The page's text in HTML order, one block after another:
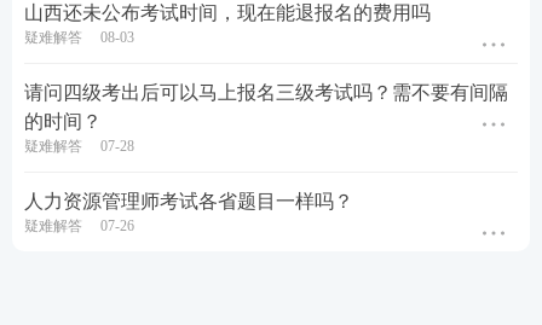
山西还未公布考试时间，现在能退报名的费用吗
疑难解答 08-03
请问四级考出后可以马上报名三级考试吗？需不要有间隔
的时间？
疑难解答 07-28
人力资源管理师考试各省题目一样吗？
疑难解答 07-26